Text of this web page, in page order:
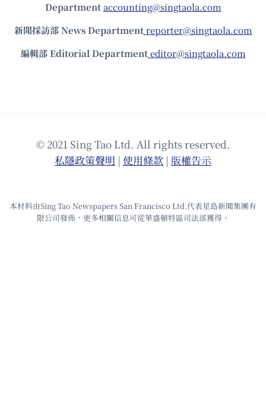
Department accounting@singtaola.com
新聞採訪部 News Department reporter@singtaola.com
編輯部 Editorial Department editor@singtaola.com
© 2021 Sing Tao Ltd. All rights reserved.
私隱政策聲明 | 使⽤條款 | 版權告⽰
本材料由Sing Tao Newspapers San Francisco Ltd.代表星島新聞集團有
限公司發佈，更多相關信息可從華盛頓特區司法部獲得。